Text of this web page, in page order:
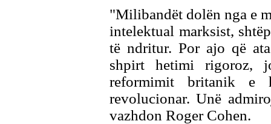
"Milibandët dolën nga e
intelektual marksist,
të ndritur. Por ajo që
shpirt hetimi rigoroz,
reformimit britanik e
revolucionar. Unë
vazhdon Roger Cohen.